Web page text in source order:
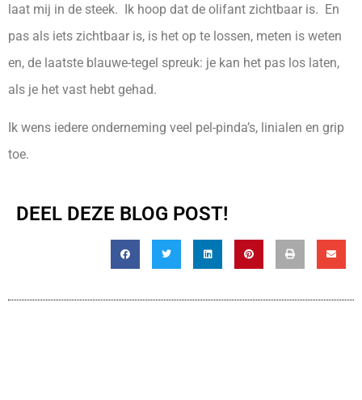
laat mij in de steek. Ik hoop dat de olifant zichtbaar is. En
pas als iets zichtbaar is, is het op te lossen, meten is weten
en, de laatste blauwe-tegel spreuk: je kan het pas los laten,
als je het vast hebt gehad.
Ik wens iedere onderneming veel pel-pinda’s, linialen en grip
toe.
DEEL DEZE BLOG POST!